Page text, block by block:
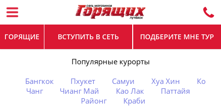
ГОРЯЩИЕ ВСТУПИТЬ В СЕТЬ ПОДБЕРИТЕ МНЕ ТУР
Популярные курорты
Бангкок
Пхукет Самуи Хуа Хин
Ко
Чанг
Чианг Май Као Лак
Паттайя
Районг
Краби